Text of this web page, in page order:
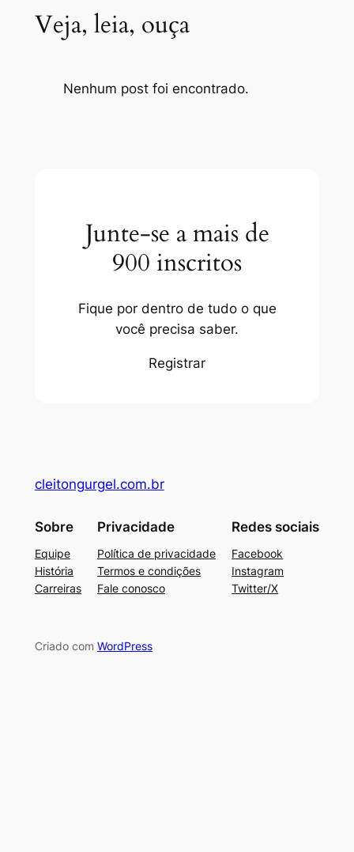
Veja, leia, ouça
Nenhum post foi encontrado.
Junte-se a mais de
900 inscritos
Fique por dentro de tudo o que
você precisa saber.
Registrar
cleitongurgel.com.br
Sobre
Equipe
História
Carreiras
Privacidade
Política de privacidade
Termos e condições
Fale conosco
Redes sociais
Facebook
Instagram
Twitter/X
Criado com WordPress